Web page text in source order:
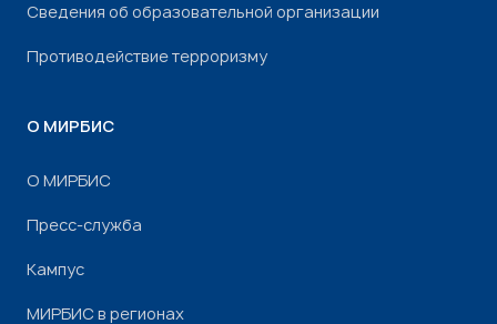
Сведения об образовательной организации
Противодействие терроризму
О МИРБИС
О МИРБИС
Пресс-служба
Кампус
МИРБИС в регионах